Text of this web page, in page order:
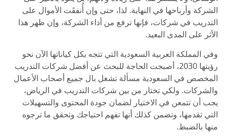
الشركة وأرباحها في النهاية. لذا، حتى وإن أُنفقَت الأموال على
التدريب في شركات، فإنها ترفع من أداء الشركة، وإن ظهر هذا
الأثر على المدى البعيد.
وفي المملكة العربية السعودية التي تتجه بكل كياناتها الآن نحو
رؤيتها 2030، أصبحت الحاجة للبحث عن أفضل شركات التدريب
المخصص في السعودية مسألة تشغل بال جميع أصحاب الأعمال
والشركات. ولكي تختار من بين شركات التدريب في الرياض،
يجب أن تتمعن في الاختيار لضمان جودة المحتوى والتسهيلات
التي تقدمها، وتضمن كذلك أنها تفهم احتياجك وتحقق ما ترجوه
منها بالضبط.